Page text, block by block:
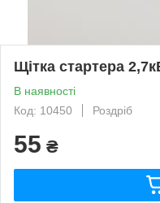
Щітка стартера
В наявності
Код: 10450
Роздріб
55 ₴